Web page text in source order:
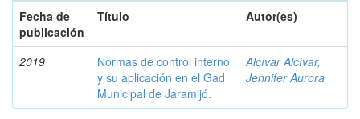
Fecha de
publicación
Título Autor(es)
2019
Normas de control interno
y su aplicación en el Gad
Municipal de Jaramijó.
Alcívar Alcívar,
Jennifer Aurora